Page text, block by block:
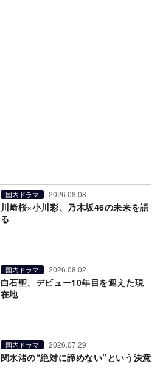
国内ドラマ 2026.08.08
川﨑桜×小川彩、乃木坂46の未来を語
る
国内ドラマ 2026.08.02
白石聖、デビュー10年目を迎えた現
在地
国内ドラマ 2026.07.29
関水渚の“絶対に諦めない”という決意